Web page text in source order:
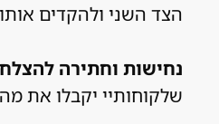
הצד השני ולהקדים
נחישות וחתירה
שלקוחותיי יקבלו את